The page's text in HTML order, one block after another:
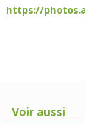
https://
Voir aussi